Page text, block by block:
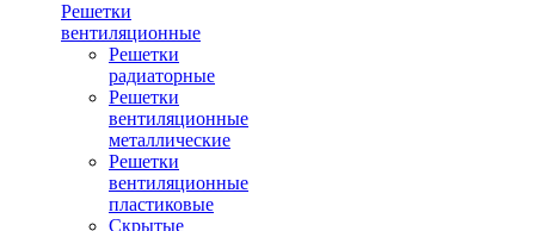
Решетки
вентиляционные
Решетки
радиаторные
Решетки
вентиляционные
металлические
Решетки
вентиляционные
пластиковые
Скрытые